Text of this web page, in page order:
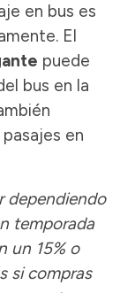
en bus es
El
puede
bus en la
en
dependiendo
temporada
un 15% o
si compras